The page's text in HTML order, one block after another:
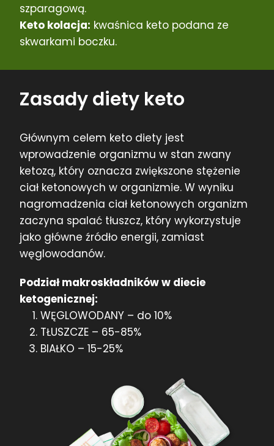
szparagową.
Keto kolacja: kwaśnica keto podana ze
skwarkami boczku.
Zasady diety keto
Głównym celem keto diety jest
wprowadzenie organizmu w stan zwany
ketozą, który oznacza zwiększone stężenie
ciał ketonowych w organizmie. W wyniku
nagromadzenia ciał ketonowych organizm
zaczyna spalać tłuszcz, który wykorzystuje
jako główne źródło energii, zamiast
węglowodanów.
Podział makroskładników w diecie
ketogenicznej:
WĘGLOWODANY – do 10%
TŁUSZCZE – 65-85%
BIAŁKO – 15-25%